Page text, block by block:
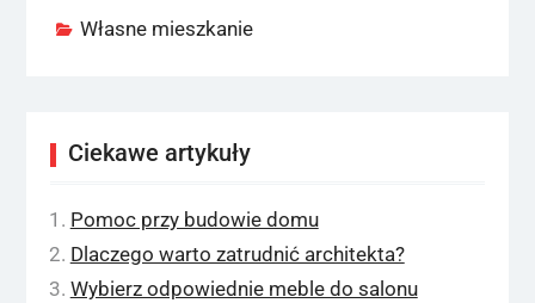
Własne mieszkanie
Ciekawe artykuły
Pomoc przy budowie domu
Dlaczego warto zatrudnić architekta?
Wybierz odpowiednie meble do salonu